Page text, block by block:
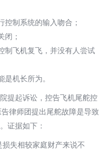
控制系统的输入吻合；
闭；
制飞机复飞，并没有人尝试
机长所为。
提起诉讼，控告飞机尾舵控
律师团提出尾舵故障是导致
证据如下：
失相较家庭财产来说不